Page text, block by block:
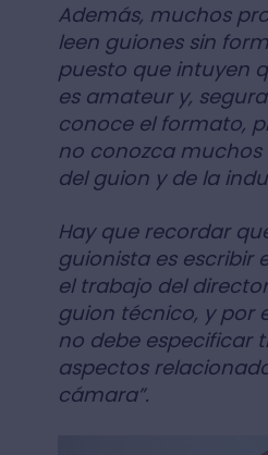
Además, muchos
leen guiones sin
puesto que intuyen
es amateur y,
conoce el formato,
no conozca
del guion y de la
Hay que recordar
guionista es escribir
el trabajo del
guion técnico, y por
no debe especificar
aspectos
cámara”.